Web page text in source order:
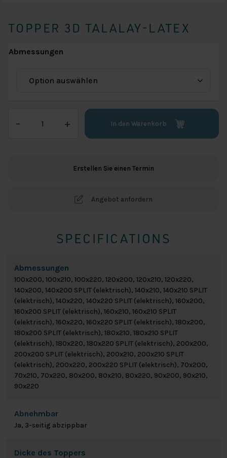
TOPPER 3D TALALAY-LATEX
Abmessungen
–
3D
+ In den Warenkorb
Erstellen Sie einen Termin
Angebot anfordern
SPECIFICATIONS
Abmessungen
100x200, 100x210, 100x220, 120x200, 120x210, 120x220,
140x200, 140x200 SPLIT (elektrisch), 140x210, 140x210 SPLIT
(elektrisch), 140x220, 140x220 SPLIT (elektrisch), 160x200,
160x200 SPLIT (elektrisch), 160x210, 160x210 SPLIT
(elektrisch), 160x220, 160x220 SPLIT (elektrisch), 180x200,
180x200 SPLIT (elektrisch), 180x210, 180x210 SPLIT
(elektrisch), 180x220, 180x220 SPLIT (elektrisch), 200x200,
200x200 SPLIT (elektrisch), 200x210, 200x210 SPLIT
(elektrisch), 200x220, 200x220 SPLIT (elektrisch), 70x200,
70x210, 70x220, 80x200, 80x210, 80x220, 90x200, 90x210,
90x220
Abnehmbar
Ja, 3-seitig abzippbar
Dicke des Toppers